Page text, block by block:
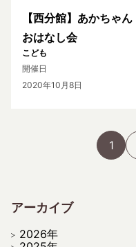
【西分館】あかちゃん
おはなし会
こども
開催日
2020年10月8日
1
アーカイブ
2026年